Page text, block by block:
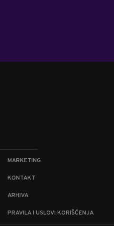
MARKETING
KONTAKT
ARHIVA
PRAVILA I USLOVI KORIŠĆENJA